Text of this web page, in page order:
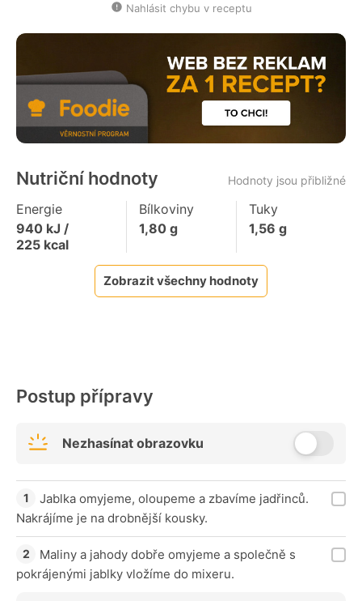
Nahlásit chybu v receptu
Nutriční hodnoty Hodnoty jsou přibližné
Energie
940 kJ /
225 kcal
Bílkoviny
1,80g
Tuky
1,56 g
Zobrazit všechny hodnoty
Postup přípravy
Nezhasínat obrazovku
Jablka omyjeme, oloupeme a zbavíme jadřinců.
Nakrájíme je na drobnější kousky.
Maliny a jahody dobře omyjeme a společně s
pokrájenými jablky vložíme do mixeru.